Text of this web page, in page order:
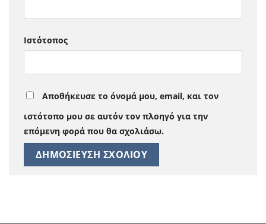
Ιστότοπος
Αποθήκευσε το όνομά μου, email, και τον
ιστότοπο μου σε αυτόν τον πλοηγό για την
επόμενη φορά που θα σχολιάσω.